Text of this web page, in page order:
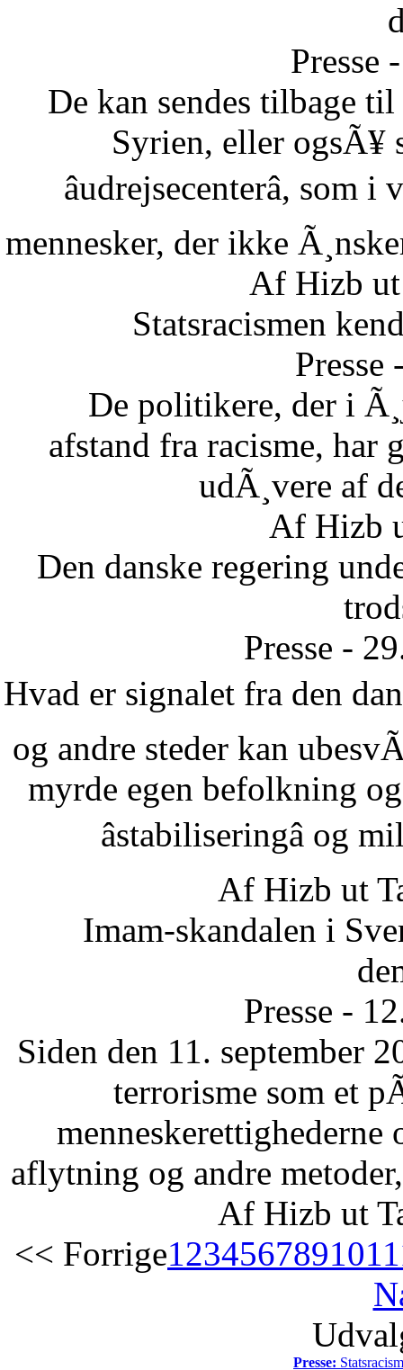
Presse
De kan sendes tilbage
Syrien, eller ogsÃ¥
âudrejsecenterâ,
mennesker, der ikke
Af Hizb
Statsracismen
De politikere, der i
afstand fra racisme, har
udÃ¸vere af
Af Hizb
Den danske regering
Presse -
Hvad er signalet fra den
og andre steder kan
myrde egen befolkning
âstabiliseringâ
Af Hizb ut
Imam-skandalen i
Presse -
Siden den 11. september
terrorisme som et
aflytning og andre
Af Hizb ut
<< Forrige1234567891011
Presse: